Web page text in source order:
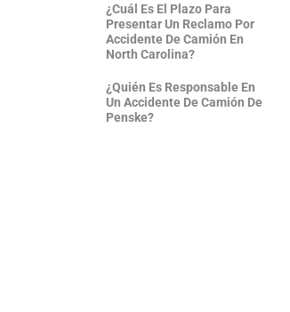
¿Cuál Es El Plazo Para
Presentar Un Reclamo Por
Accidente De Camión En
North Carolina?
¿Quién Es Responsable En
Un Accidente De Camión De
Penske?